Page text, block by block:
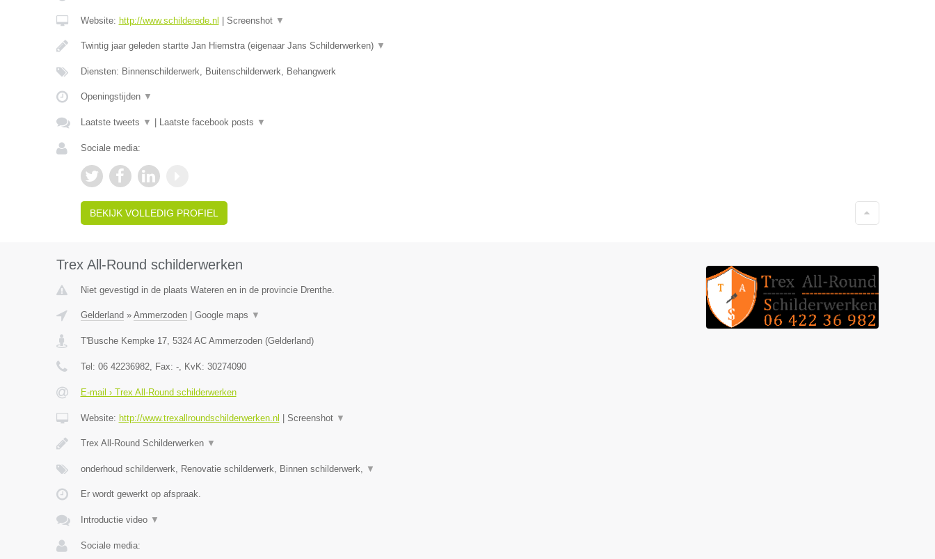
Website: http://www.schilderede.nl Screenshot ▼
Twintig jaar geleden startte Jan Hiemstra (eigenaar Jans Schilderwerken) ▼
Diensten: Binnenschilderwerk, Buitenschilderwerk, Behangwerk
Openingstijden ▼
Laatste tweets ▼ Laatste facebook posts ▼
Sociale media:
BEKIJK VOLLEDIG PROFIEL
Trex All-Round schilderwerken
Niet gevestigd in de plaats Wateren en in de provincie Drenthe.
Gelderland » Ammerzoden| Google maps ▼
T'Busche Kempke 17, 5324 AC Ammerzoden(Gelderland)
Tel: 06 42236982, Fax: -, KvK: 30274090
E-mail › Trex All-Round schilderwerken
Website: http://www.trexallroundschilderwerken.nl Screenshot ▼
Trex All-Round Schilderwerken ▼
onderhoud schilderwerk, Renovatie schilderwerk, Binnen schilderwerk, ▼
Er wordt gewerkt op afspraak.
Introductie video ▼
Sociale media: